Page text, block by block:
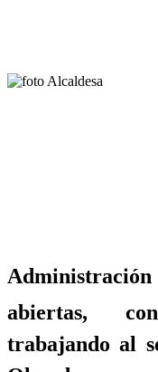
abiertas,
trabajando al